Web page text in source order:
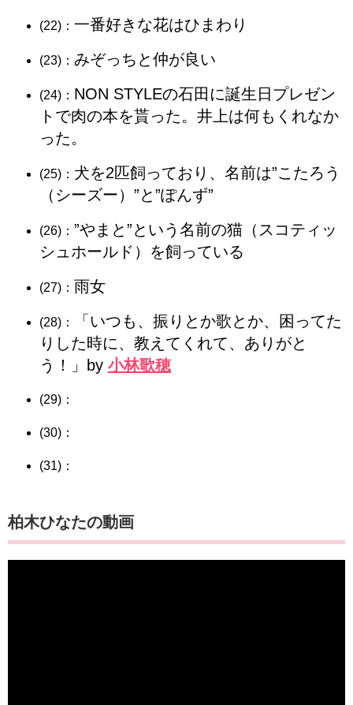
(22)： 一番好きな花はひまわり
(23)： みぞっちと仲が良い
(24)： NON STYLEの石田に誕生日プレゼン
トで肉の本を貰った。井上は何もくれなか
った。
(25)： 犬を2匹飼っており、名前は”こたろう
（シーズー）”と”ぽんず”
(26)： ”やまと”という名前の猫（スコティッ
シュホールド）を飼っている
(27)： 雨女
(28)：
「いつも、振りとか歌とか、困ってた
りした時に、教えてくれて、ありがと
う！」by 小林歌穂
(29)：
(30)：
(31)：
柏木ひなたの動画